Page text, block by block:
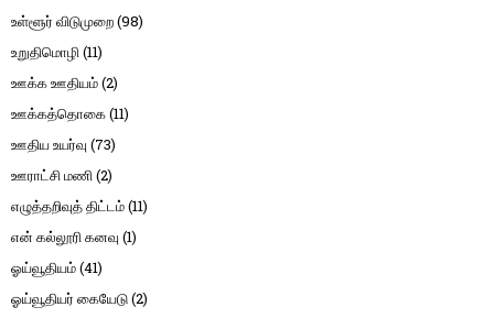
உள்ளூர் விடுமுறை(98)
உறுதிமொழி(11)
ஊக்க ஊதியம்(2)
ஊக்கத்தொகை(11)
ஊதிய உயர்வு (73)
ஊராட்சி மணி(2)
எழுத்தறிவுத் திட்டம்(11)
என் கல்லூரி கனவு (1)
ஓய்வூதியம்(41)
ஓய்வூதியர் கையேடு(2)